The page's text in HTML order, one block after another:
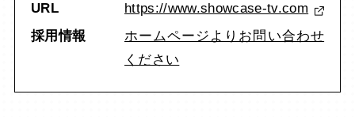
URL
https://www.showcase-tv.com
採用情報
ホームページよりお問い合わせ
ください